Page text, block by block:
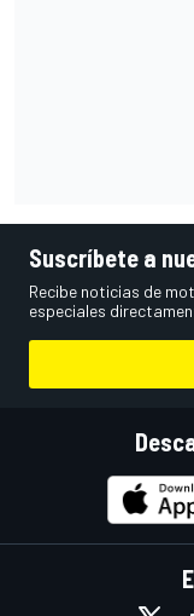
Suscríbete a
Recibe noticias de
especiales